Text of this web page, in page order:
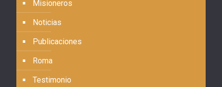
Misioneros
Noticias
Publicaciones
Roma
Testimonio